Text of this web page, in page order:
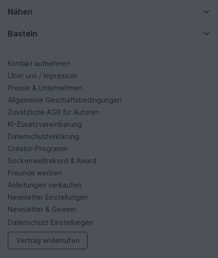
Nähen
Basteln
Kontakt aufnehmen
Über uns / Impressum
Presse & Unternehmen
Allgemeine Geschäftsbedingungen
Zusätzliche AGB für Autoren
KI-Zusatzvereinbarung
Datenschutzerklärung
Creator-Programm
Sockenweltrekord & Award
Freunde werben
Anleitungen verkaufen
Newsletter Einstellungen
Newsletter & Gewinn
Datenschutz Einstellungen
Vertrag widerrufen